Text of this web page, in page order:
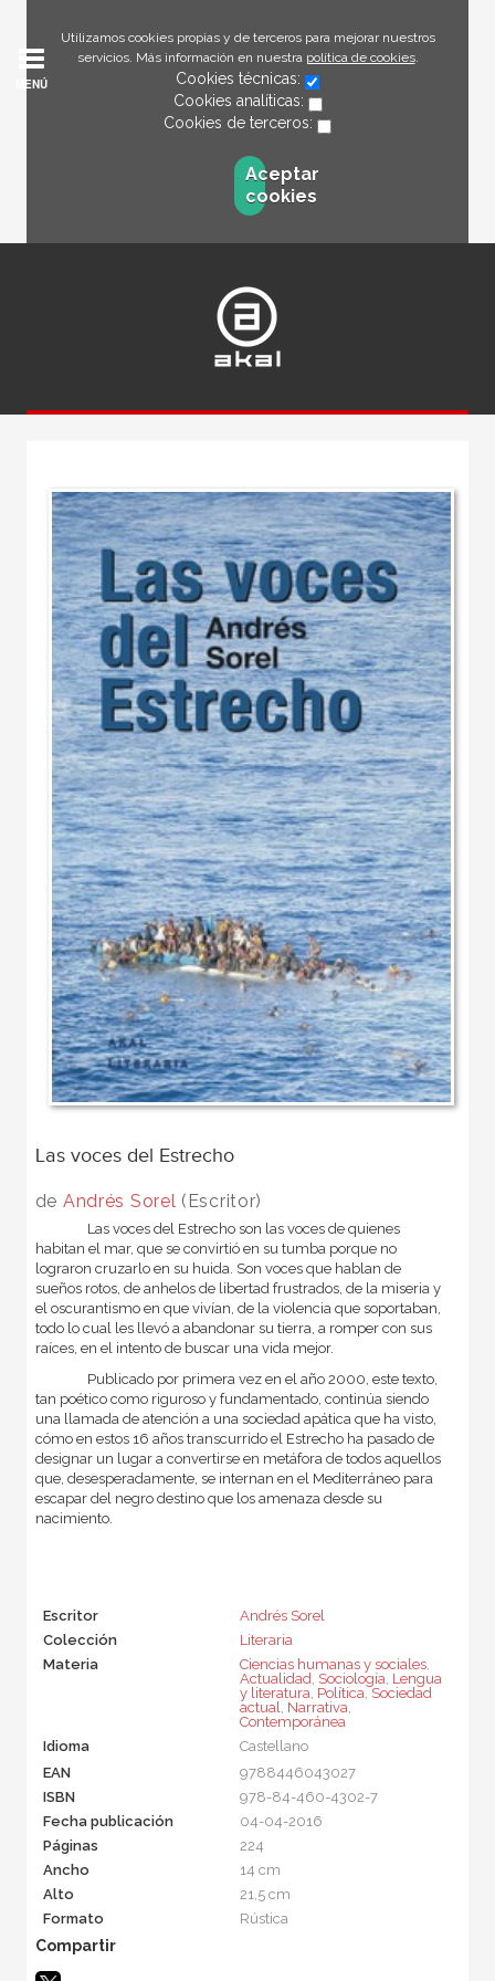
Utilizamos cookies propias y de terceros para mejorar nuestros
servicios. Más información en nuestra política de cookies.
Cookies técnicas:
Cookies analíticas:
Cookies de terceros:
Aceptar
cookies
MENÚ
Las voces del Estrecho
de Andrés Sorel (Escritor)
Las voces del Estrecho son las voces de quienes
habitan el mar, que se convirtió en su tumba porque no
lograron cruzarlo en su huida. Son voces que hablan de
sueños rotos, de anhelos de libertad frustrados, de la miseria y
el oscurantismo en que vivían, de la violencia que soportaban,
todo lo cual les llevó a abandonar su tierra, a romper con sus
raíces, en el intento de buscar una vida mejor.
Publicado por primera vez en el año 2000, este texto,
tan poético como riguroso y fundamentado, continúa siendo
una llamada de atención a una sociedad apática que ha visto,
cómo en estos 16 años transcurrido el Estrecho ha pasado de
designar un lugar a convertirse en metáfora de todos aquellos
que, desesperadamente, se internan en el Mediterráneo para
escapar del negro destino que los amenaza desde su
nacimiento.
Escritor
Andrés Sorel
Colección
Literaria
Materia
Ciencias humanas y sociales,
Actualidad Sociología Lengua
y literatura Política Sociedad
actual
Narrativa
Contemporánea
Idioma
Castellano
EAN
9788446043027
ISBN
978-84-460-4302-7
Fecha publicación
04-04-2016
Páginas
224
Ancho
14 cm
Alto
21,5 cm
Formato
Rústica